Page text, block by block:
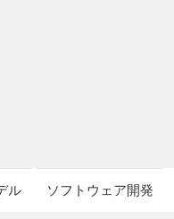
ル ソフトウェア開発